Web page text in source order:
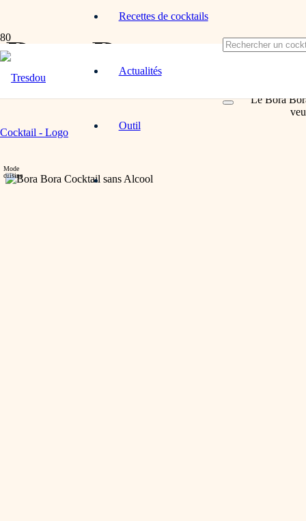
Recettes de cocktails
Actualités
Outil
Mode
cuisine
Bora Bora
Le Bora